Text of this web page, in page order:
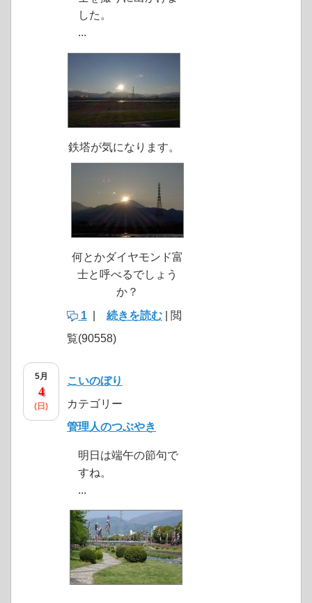
した。
...
鉄塔が気になります。
何とかダイヤモンド富
士と呼べるでしょう
か？
1
続きを読む | 閲
覧(90558)
5月
4
(日)
こいのぼり
カテゴリー
管理人のつぶやき
明日は端午の節句で
すね。
...